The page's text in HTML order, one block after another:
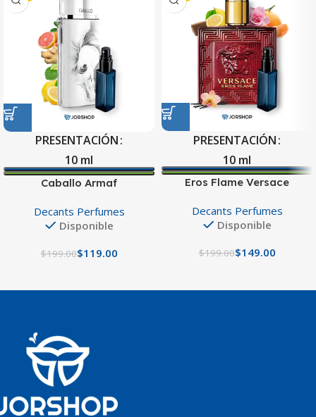
PRESENTACIÓN
10 ml
Caballo Armaf
Decants Perfumes
Disponible
$199.00$119.00
PRESENTACIÓN
10 ml
Eros Flame Versace
Decants Perfumes
Disponible
$199.00$149.00